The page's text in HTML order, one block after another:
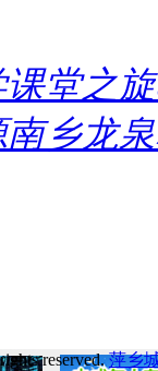
堂之
乡龙
reserved.萍乡